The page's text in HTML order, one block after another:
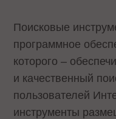
Поисковые
программное
которого –
и качественный
пользователей
инструменты